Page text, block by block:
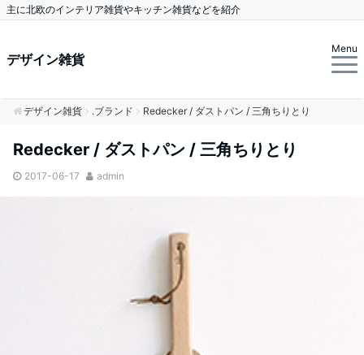
主に北欧のインテリア雑貨やキッチン雑貨などを紹介
デザイン雑貨
Menu
デザイン雑貨 .ブランド Redecker / ダストパン / 三角ちりとり
Redecker / ダストパン / 三角ちりとり
2017-06-17 admin